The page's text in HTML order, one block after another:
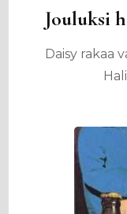
Jouluksi
Daisy rakaa